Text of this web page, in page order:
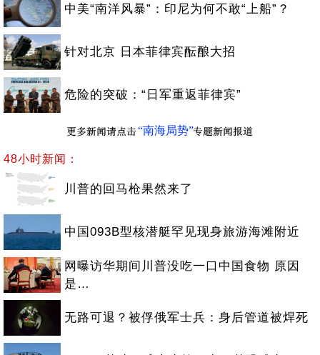
中美“南洋风暴”：印尼为何不敢“上船”？
针对北京 日本菲律宾酝酿大招
危险的突破：“日军重返菲律宾”
“南海局势”
48小时新闻：
川普的回马枪果然来了
中国093B型核潜艇罕见现身旅游海滩附近
网曝访华期间川普没吃一口中国食物 原因
是…
无路可退？被俘俄军士兵：身后管道被焊死